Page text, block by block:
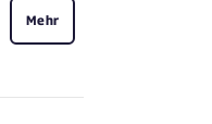
Mehr